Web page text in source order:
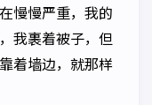
慢慢严重，我的
我裹着被子，但
着墙边，就那样